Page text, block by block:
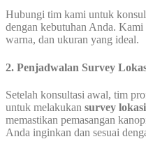
Hubungi tim kami untuk
dengan kebutuhan Anda.
warna, dan ukuran yang ideal.
2. Penjadwalan Survey
Setelah konsultasi awal, tim
untuk melakukan survey lokasi
memastikan pemasangan
Anda inginkan dan sesuai